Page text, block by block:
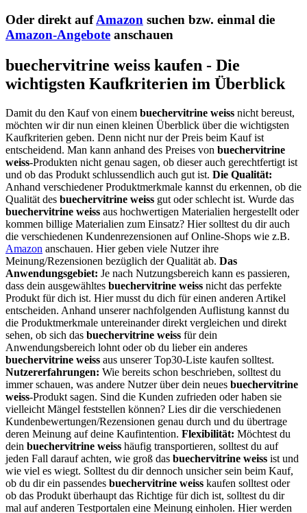
Oder direkt aufAmazon suchen bzw. einmal die
Amazon-Angebote anschauen
buechervitrine weiss kaufen - Die
wichtigsten Kaufkriterien im Überblick
Damit du den Kauf von einem buechervitrine weiss nicht bereust,
möchten wir dir nun einen kleinen Überblick über die wichtigsten
Kaufkriterien geben. Denn nicht nur der Preis beim Kauf ist
entscheidend. Man kann anhand des Preises von buechervitrine
weiss-Produkten nicht genau sagen, ob dieser auch gerechtfertigt ist
und ob das Produkt schlussendlich auch gut ist. Die Qualität:
Anhand verschiedener Produktmerkmale kannst du erkennen, ob die
Qualität des buechervitrine weiss gut oder schlecht ist. Wurde das
buechervitrine weiss aus hochwertigen Materialien hergestellt oder
kommen billige Materialien zum Einsatz? Hier solltest du dir auch
die verschiedenen Kundenrezensionen auf Online-Shops wie z.B.
Amazon anschauen. Hier geben viele Nutzer ihre
Meinung/Rezensionen bezüglich der Qualität ab. Das
Anwendungsgebiet: Je nach Nutzungsbereich kann es passieren,
dass dein ausgewähltes buechervitrine weiss nicht das perfekte
Produkt für dich ist. Hier musst du dich für einen anderen Artikel
entscheiden. Anhand unserer nachfolgenden Auflistung kannst du
die Produktmerkmale untereinander direkt vergleichen und direkt
sehen, ob sich das buechervitrine weiss für dein
Anwendungsbereich lohnt oder ob du lieber ein anderes
buechervitrine weiss aus unserer Top30-Liste kaufen solltest.
Nutzererfahrungen: Wie bereits schon beschrieben, solltest du
immer schauen, was andere Nutzer über dein neues buechervitrine
weiss-Produkt sagen. Sind die Kunden zufrieden oder haben sie
vielleicht Mängel feststellen können? Lies dir die verschiedenen
Kundenbewertungen/Rezensionen genau durch und du übertrage
deren Meinung auf deine Kaufintention. Flexibilität: Möchtest du
dein buechervitrine weiss häufig transportieren, solltest du auf
jeden Fall darauf achten, wie groß das buechervitrine weiss ist und
wie viel es wiegt. Solltest du dir dennoch unsicher sein beim Kauf,
ob du dir ein passendes buechervitrine weiss kaufen solltest oder
ob das Produkt überhaupt das Richtige für dich ist, solltest du dir
mal auf anderen Testportalen eine Meinung einholen. Hier werden